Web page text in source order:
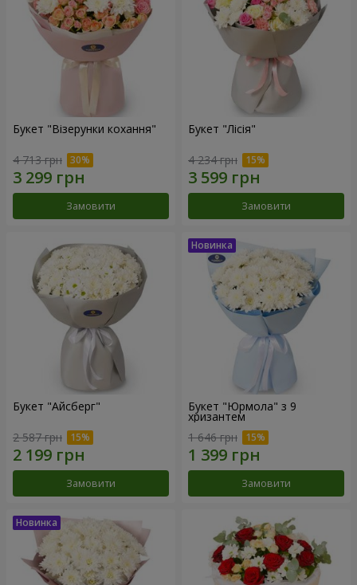
Букет "Візерунки кохання"
4 713 грн
Замовити
Букет "Лісія"
4 234 грн
Замовити
Букет "Айсберг"
2 587 грн
Замовити
Букет "Юрмола" з 9
хризантем
1 646 грн
Замовити